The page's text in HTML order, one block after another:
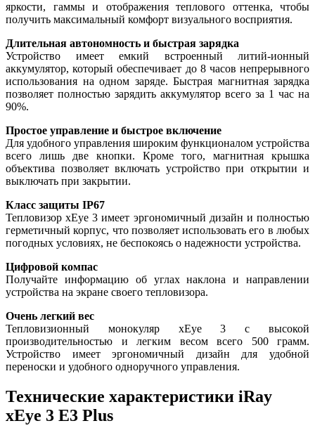
яркости, гаммы и отображения теплового оттенка, чтобы
получить максимальный комфорт визуального восприятия.
Длительная автономность и быстрая зарядка
Устройство имеет емкий встроенный литий-ионный
аккумулятор, который обеспечивает до 8 часов непрерывного
использования на одном заряде. Быстрая магнитная зарядка
позволяет полностью зарядить аккумулятор всего за 1 час на
90%.
Простое управление и быстрое включение
Для удобного управления широким функционалом устройства
всего лишь две кнопки. Кроме того, магнитная крышка
объектива позволяет включать устройство при открытии и
выключать при закрытии.
Класс защиты IP67
Тепловизор xEye 3 имеет эргономичный дизайн и полностью
герметичный корпус, что позволяет использовать его в любых
погодных условиях, не беспокоясь о надежности устройства.
Цифровой компас
Получайте информацию об углах наклона и направлении
устройства на экране своего тепловизора.
Очень легкий вес
Тепловизионный монокуляр xEye 3 с высокой
производительностью и легким весом всего 500 грамм.
Устройство имеет эргономичный дизайн для удобной
переноски и удобного одноручного управления.
Технические характеристики iRay
xEye 3 E3 Plus